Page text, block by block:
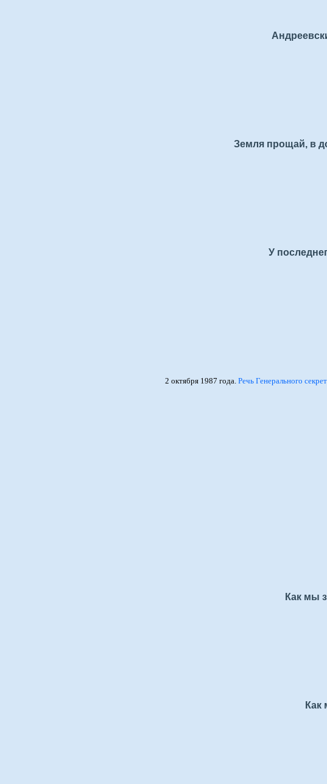
Земля прощай, в
У
2 октября 1987 года. Речь Генерального
Как мы
Как